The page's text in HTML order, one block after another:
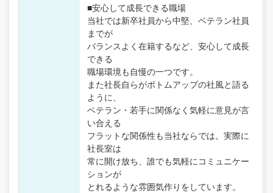
■安心して成長できる職場
当社では新卒社員から中堅、ベテラン社員
までが
バランスよく在籍するなど、安心して成長
できる
職場環境も自慢の一つです。
また社長自らがボトムアップの社風と語る
ように、
ベテラン・若手に関係なく気軽に意見が言
い合える
フラットな関係性も当社ならでは。実際に
社長室は
常に開け放ち、誰でも気軽にコミュニケー
ションが
とれるような雰囲気作りをしています。